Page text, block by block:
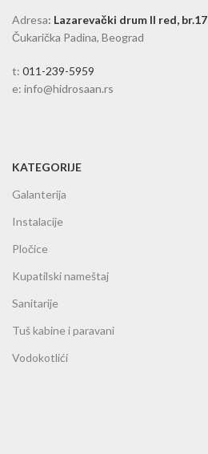
Adresa: Lazarevački drum II red, br.17
Čukarička Padina, Beograd
t: 011-239-5959
e: info@hidrosaan.rs
KATEGORIJE
Galanterija
Instalacije
Pločice
Kupatilski nameštaj
Sanitarije
Tuš kabine i paravani
Vodokotlići